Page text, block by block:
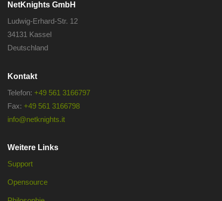
NetKnights GmbH
Ludwig-Erhard-Str. 12
34131 Kassel
Deutschland
Kontakt
Telefon: +49 561 3166797
Fax: +49 561 3166798
info@netknights.it
Weitere Links
Support
Opensource